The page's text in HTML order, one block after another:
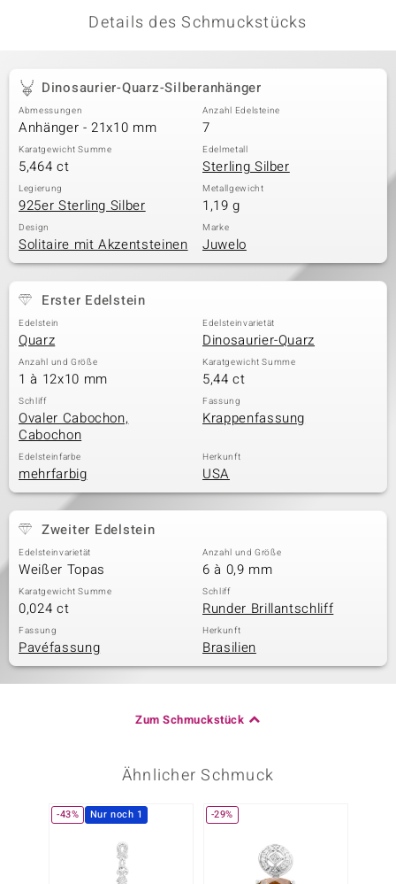
Details des Schmuckstücks
Dinosaurier-Quarz-Silberanhänger
Abmessungen
Anhänger - 21x10 mm
Anzahl Edelsteine
7
Karatgewicht Summe
5,464 ct
Edelmetall
Sterling Silber
Legierung
925er Sterling Silber
Metallgewicht
1,19 g
Design
Solitaire mit Akzentsteinen
Marke
Juwelo
Erster Edelstein
Edelstein
Quarz
Edelsteinvarietät
Dinosaurier-Quarz
Anzahl und Größe
1 à 12x10 mm
Karatgewicht Summe
5,44 ct
Schliff
Ovaler Cabochon,
Cabochon
Fassung
Krappenfassung
Edelsteinfarbe
mehrfarbig
Herkunft
USA
Zweiter Edelstein
Edelsteinvarietät
Weißer Topas
Anzahl und Größe
6 à 0,9 mm
Karatgewicht Summe
0,024 ct
Schliff
Runder Brillantschliff
Fassung
Pavéfassung
Herkunft
Brasilien
Zum Schmuckstück
Ähnlicher Schmuck
-43% Nur noch 1 -29%